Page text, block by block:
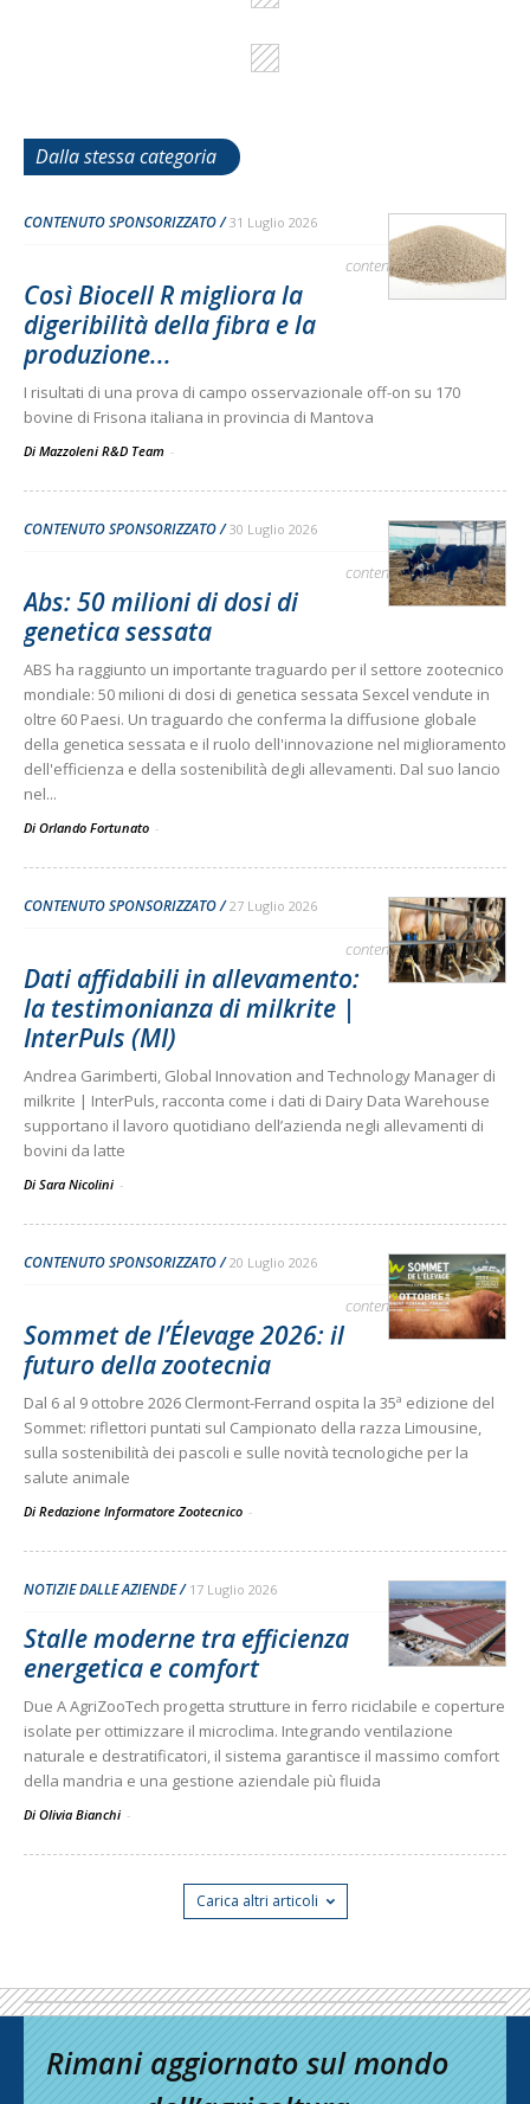
Dalla stessa categoria
CONTENUTO SPONSORIZZATO 31 Luglio 2026
contenuto sponsorizzato
Così Biocell R migliora la
digeribilità della fibra e la
produzione...
I risultati di una prova di campo osservazionale off-on su 170
bovine di Frisona italiana in provincia di Mantova
Di Mazzoleni R&D Team -
CONTENUTO SPONSORIZZATO 30 Luglio 2026
contenuto sponsorizzato
Abs: 50 milioni di dosi di
genetica sessata
ABS ha raggiunto un importante traguardo per il settore zootecnico
mondiale: 50 milioni di dosi di genetica sessata Sexcel vendute in
oltre 60 Paesi. Un traguardo che conferma la diffusione globale
della genetica sessata e il ruolo dell'innovazione nel miglioramento
dell'efficienza e della sostenibilità degli allevamenti. Dal suo lancio
nel...
Di Orlando Fortunato -
CONTENUTO SPONSORIZZATO 27 Luglio 2026
contenuto sponsorizzato
Dati affidabili in allevamento:
la testimonianza di milkrite |
InterPuls (MI)
Andrea Garimberti, Global Innovation and Technology Manager di
milkrite | InterPuls, racconta come i dati di Dairy Data Warehouse
supportano il lavoro quotidiano dell’azienda negli allevamenti di
bovini da latte
Di Sara Nicolini -
CONTENUTO SPONSORIZZATO 20 Luglio 2026
contenuto sponsorizzato
Sommet de l’Élevage 2026: il
futuro della zootecnia
Dal 6 al 9 ottobre 2026 Clermont-Ferrand ospita la 35ª edizione del
Sommet: riflettori puntati sul Campionato della razza Limousine,
sulla sostenibilità dei pascoli e sulle novità tecnologiche per la
salute animale
Di Redazione Informatore Zootecnico -
NOTIZIE DALLE AZIENDE 17 Luglio 2026
Stalle moderne tra efficienza
energetica e comfort
Due A AgriZooTech progetta strutture in ferro riciclabile e coperture
isolate per ottimizzare il microclima. Integrando ventilazione
naturale e destratificatori, il sistema garantisce il massimo comfort
della mandria e una gestione aziendale più fluida
Di Olivia Bianchi -
Carica altri articoli
Rimani aggiornato sul mondo